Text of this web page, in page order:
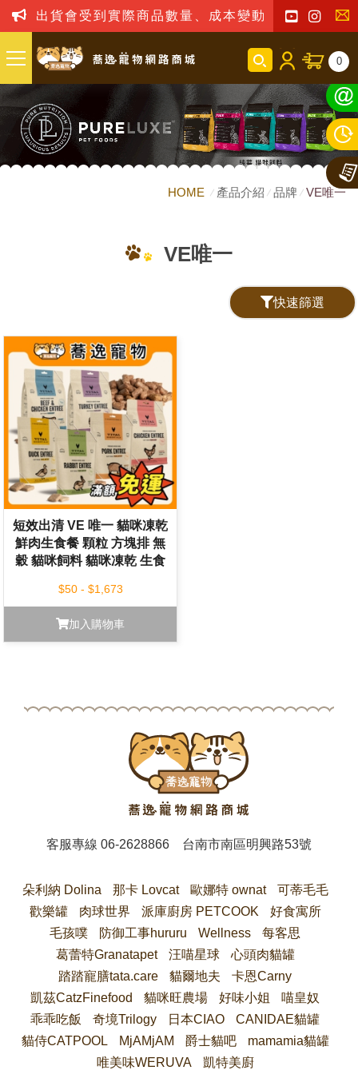
出貨會受到實際商品數量、成本變動之影響，我
聯
我
們
0
HOME 產品介紹 品牌 VE唯一
VE唯一
快速篩選
短效出清 VE 唯一 貓咪凍乾
鮮肉生食餐 顆粒 方塊排 無
穀 貓咪飼料 貓咪凍乾 生食
$50 - $1,673
加入購物車
客服專線06-2628866 台南市南區明興路53號
朵利納 Dolina 那卡 Lovcat 歐娜特 ownat
可蒂毛毛
歡樂罐
肉球世界 派庫廚房 PETCOOK
好食寓所
毛孩噗
防御工事hururu Wellness
每客思
葛蕾特Granatapet
汪喵星球
心頭肉貓罐
踏踏寵膳tata.care
貓爾地夫
卡恩Carny
凱茲CatzFinefood
貓咪旺農場 好味小姐
喵皇奴
乖乖吃飯
奇境Trilogy 日本CIAO
CANIDAE貓罐
貓侍CATPOOL
MjAMjAM 爵士貓吧
mamamia貓罐
唯美味WERUVA
凱特美廚